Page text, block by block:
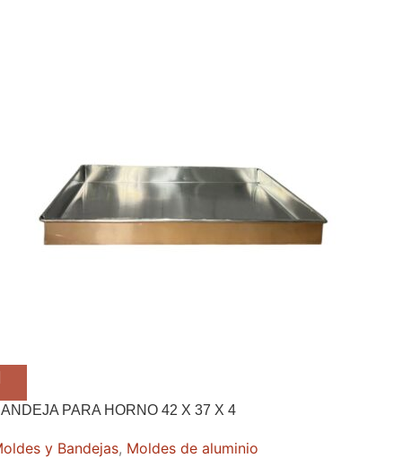
PARA HORNO 42 X 37 X 4
y Bandejas, Moldes de aluminio